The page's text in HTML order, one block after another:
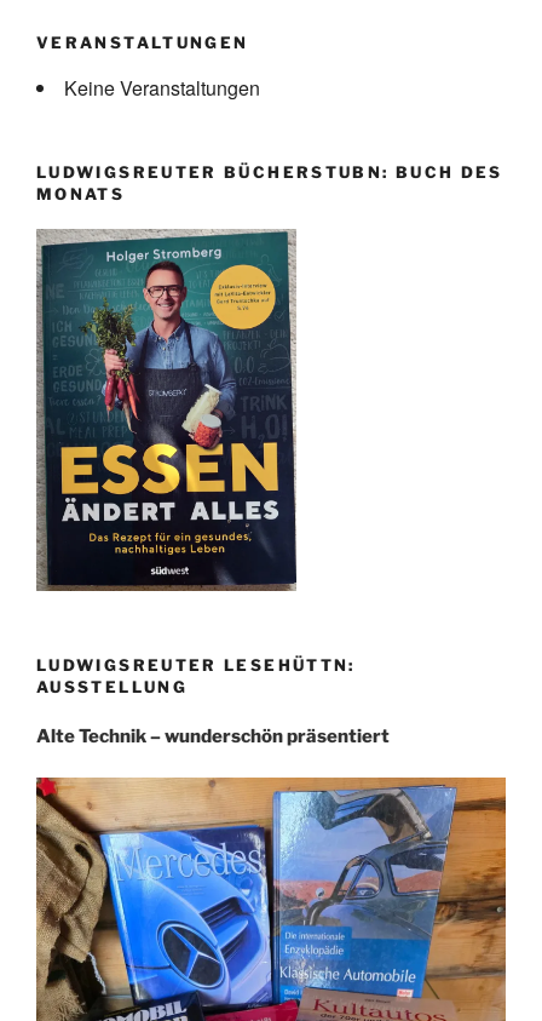
VERANSTALTUNGEN
Keine Veranstaltungen
LUDWIGSREUTER BÜCHERSTUBN: BUCH DES
MONATS
LUDWIGSREUTER LESEHÜTTN:
AUSSTELLUNG
Alte Technik – wunderschön präsentiert